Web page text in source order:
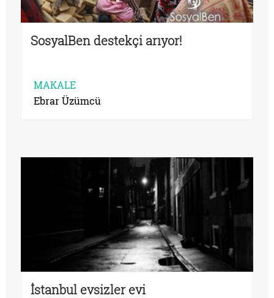
SosyalBen destekçi arıyor!
MAKALE
Ebrar Üzümcü
İstanbul evsizler evi